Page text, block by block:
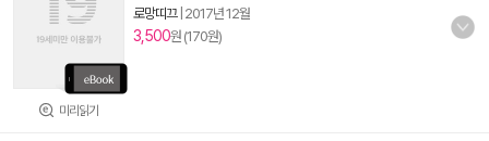
미리읽기
로망띠끄| 2017년 12월
3,500원 (170원)